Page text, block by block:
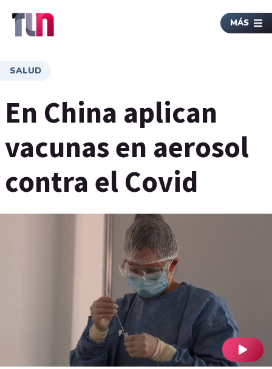
MÁS
SALUD
En China aplican
vacunas en aerosol
contra el Covid